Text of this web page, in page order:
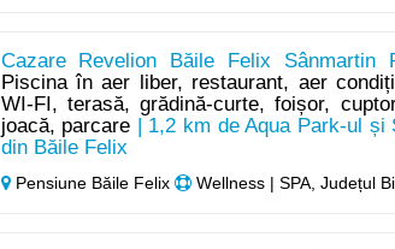
Cazare Revelion Băile Felix Sânmartin
Piscina în aer liber, restaurant, aer
WI-FI, terasă, grădină-curte, foișor,
joacă, parcare | 1,2 km de Aqua Park-ul și
din Băile Felix
Pensiune Băile Felix Wellness | SPA, Județul